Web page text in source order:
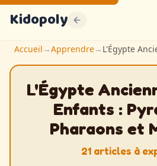
Kidopoly
Accueil →Apprendre→ L'Égypte
L'Égypte
Enfants :
Pharaons et
21 articles à